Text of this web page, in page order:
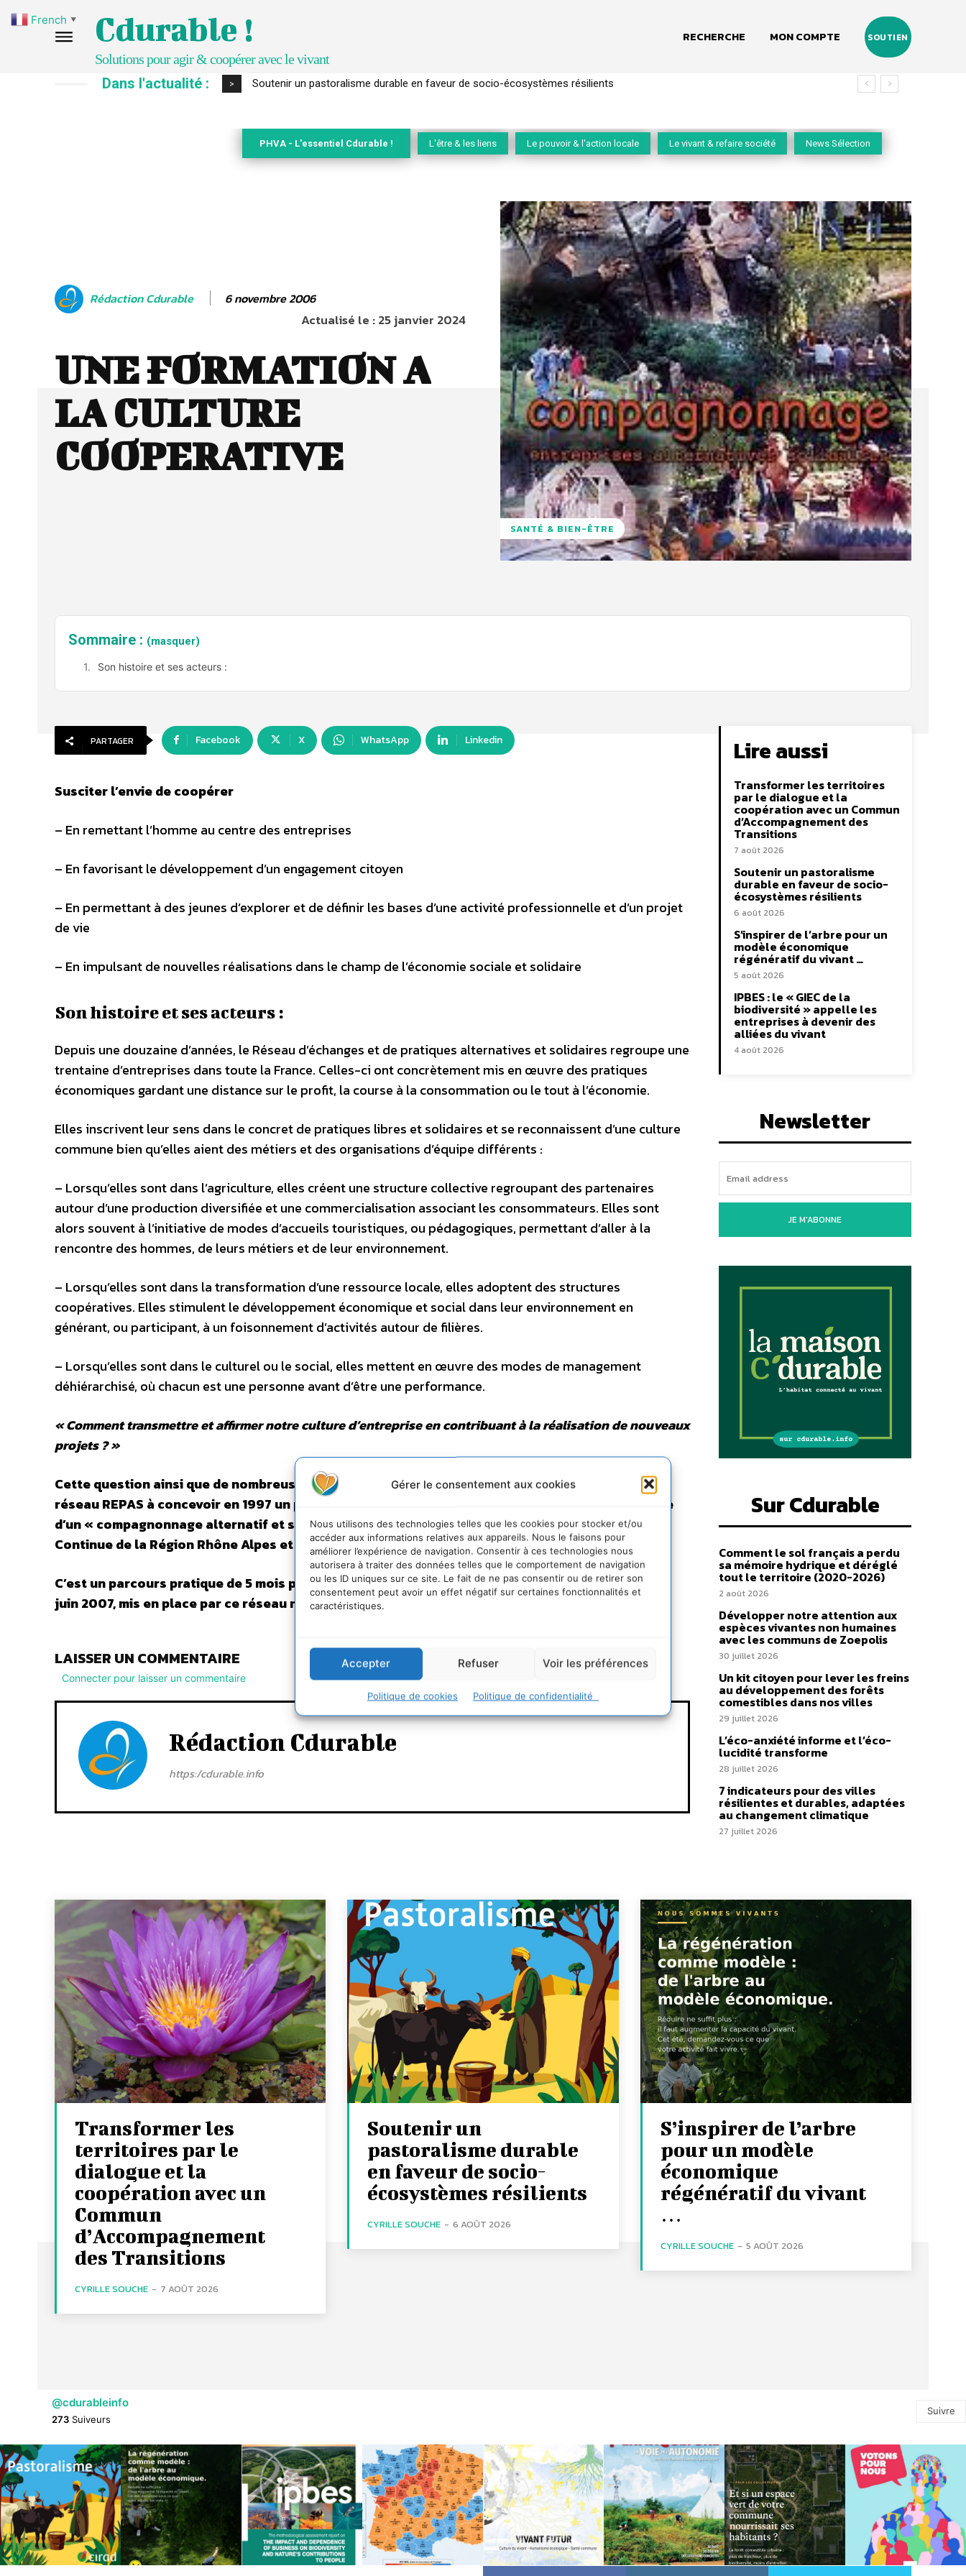
Gérer le consentement aux cookies
Nous utilisons des technologies telles que les cookies pour stocker et/ou
accéder aux informations relatives aux appareils. Nous le faisons pour
améliorer l’expérience de navigation. Consentir à ces technologies nous
autorisera à traiter des données telles que le comportement de navigation
ou les ID uniques sur ce site. Le fait de ne pas consentir ou de retirer son
consentement peut avoir un effet négatif sur certaines fonctionnalités et
caractéristiques.
Accepter Refuser Voir les préférences
Politique de cookies Politique de confidentialité
Cdurable !
Solutions pour agir & coopérer avec le vivant
RECHERCHE MON COMPTE SOUTIEN
Dans l'actualité : > S’inspirer de l’arbre pour un modèle économique régénératif du vivant …
PHVA - L'essentiel Cdurable ! L'être & les liens Le pouvoir & l'action locale Le vivant & refaire société News Sélection
Rédaction Cdurable 6 novembre 2006
Actualisé le :25 janvier 2024
UNE FORMATION A
LA CULTURE
COOPERATIVE
SANTÉ & BIEN-ÊTRE
Sommaire : (masquer)
Son histoire et ses acteurs :
PARTAGER Facebook X WhatsApp Linkedin
Susciter l’envie de coopérer
– En remettant l’homme au centre des entreprises
– En favorisant le développement d’un engagement citoyen
– En permettant à des jeunes d’explorer et de définir les bases d’une activité professionnelle et d’un projet
de vie
– En impulsant de nouvelles réalisations dans le champ de l’économie sociale et solidaire
Son histoire et ses acteurs :
Depuis une douzaine d’années, le Réseau d’échanges et de pratiques alternatives et solidaires regroupe une
trentaine d’entreprises dans toute la France. Celles-ci ont concrètement mis en œuvre des pratiques
économiques gardant une distance sur le profit, la course à la consommation ou le tout à l’économie.
Elles inscrivent leur sens dans le concret de pratiques libres et solidaires et se reconnaissent d’une culture
commune bien qu’elles aient des métiers et des organisations d’équipe différents :
– Lorsqu’elles sont dans l’agriculture, elles créent une structure collective regroupant des partenaires
autour d’une production diversifiée et une commercialisation associant les consommateurs. Elles sont
alors souvent à l’initiative de modes d’accueils touristiques, ou pédagogiques, permettant d’aller à la
rencontre des hommes, de leurs métiers et de leur environnement.
– Lorsqu’elles sont dans la transformation d’une ressource locale, elles adoptent des structures
coopératives. Elles stimulent le développement économique et social dans leur environnement en
générant, ou participant, à un foisonnement d’activités autour de filières.
– Lorsqu’elles sont dans le culturel ou le social, elles mettent en œuvre des modes de management
déhiérarchisé, où chacun est une personne avant d’être une performance.
« Comment transmettre et affirmer notre culture d’entreprise en contribuant à la réalisation de nouveaux
projets ? »
Cette question ainsi que de nombreuses demandes de stages dans les structures ont amené le
réseau REPAS à concevoir en 1997 un parcours de formation : ce parcours, organisé sous la forme
d’un « compagnonnage alternatif et solidaire » a reçu l’agrément de la Direction de la Formation
Continue de la Région Rhône Alpes et accueille chaque année une quinzaine de compagnons.
C’est un parcours pratique de 5 mois pour des jeunes de 18 à 30 ans, du mois de février au mois de
juin 2007, mis en place par ce réseau national.
LAISSER UN COMMENTAIRE
Connecter pour laisser un commentaire
Rédaction Cdurable
https:/cdurable.info
Lire aussi
Transformer les territoires
par le dialogue et la
coopération avec un Commun
d’Accompagnement des
Transitions
7 août 2026
Soutenir un pastoralisme
durable en faveur de socio-
écosystèmes résilients
6 août 2026
S’inspirer de l’arbre pour un
modèle économique
régénératif du vivant …
5 août 2026
IPBES : le « GIEC de la
biodiversité » appelle les
entreprises à devenir des
alliées du vivant
4 août 2026
Newsletter
JE M'ABONNE
Sur Cdurable
Comment le sol français a perdu
sa mémoire hydrique et déréglé
tout le territoire (2020-2026)
2 août 2026
Développer notre attention aux
espèces vivantes non humaines
avec les communs de Zoepolis
30 juillet 2026
Un kit citoyen pour lever les freins
au développement des forêts
comestibles dans nos villes
29 juillet 2026
L’éco-anxiété informe et l’éco-
lucidité transforme
28 juillet 2026
7 indicateurs pour des villes
résilientes et durables, adaptées
au changement climatique
27 juillet 2026
Transformer les
territoires par le
dialogue et la
coopération avec un
Commun
d’Accompagnement
des Transitions
CYRILLE SOUCHE - 7 AOÛT 2026
Soutenir un
pastoralisme durable
en faveur de socio-
écosystèmes résilients
CYRILLE SOUCHE - 6 AOÛT 2026
S’inspirer de l’arbre
pour un modèle
économique
régénératif du vivant
…
CYRILLE SOUCHE - 5 AOÛT 2026
@cdurableinfo
273 Suiveurs
Suivre
French ▼